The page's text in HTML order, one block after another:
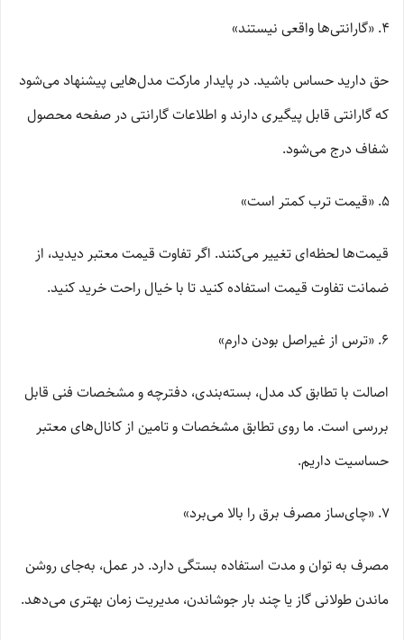
«گارانتی‌ها واقعی نیستند»
حق دارید حساس باشید. در پایدار مارکت مدل‌هایی پیشنهاد می‌شود
که گارانتی قابل پیگیری دارند و اطلاعات گارانتی در صفحه محصول
شفاف درج می‌شود.
«قیمت ترب کمتر است»
قیمت‌ها لحظه‌ای تغییر می‌کنند. اگر تفاوت قیمت معتبر دیدید، از
ضمانت تفاوت قیمت استفاده کنید تا با خیال راحت خرید کنید.
«ترس از غیراصل بودن دارم»
اصالت با تطابق کد مدل، بسته‌بندی، دفترچه و مشخصات فنی قابل
بررسی است. ما روی تطابق مشخصات و تامین از کانال‌های معتبر
حساسیت داریم.
«چای‌ساز مصرف برق را بالا می‌برد»
مصرف به توان و مدت استفاده بستگی دارد. در عمل، به‌جای روشن
ماندن طولانی گاز یا چند بار جوشاندن، مدیریت زمان بهتری می‌دهد.